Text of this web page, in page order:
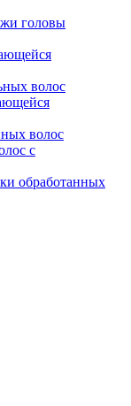
головы
волос
волос
с
обработанных